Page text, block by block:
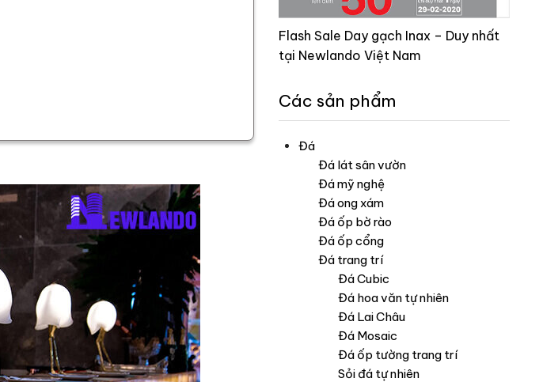
Flash Sale Day gạch Inax – Duy nhất
tại Newlando Việt Nam
Các sản phẩm
Đá
Đá lát sân vườn
Đá mỹ nghệ
Đá ong xám
Đá ốp bờ rào
Đá ốp cổng
Đá trang trí
Đá Cubic
Đá hoa văn tự nhiên
Đá Lai Châu
Đá Mosaic
Đá ốp tường trang trí
Sỏi đá tự nhiên